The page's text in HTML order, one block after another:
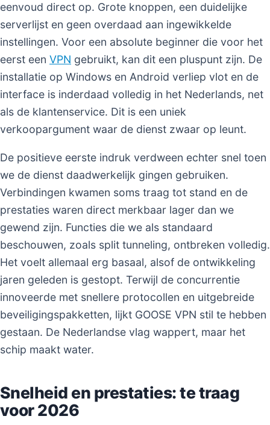
eenvoud direct op. Grote knoppen, een duidelijke
serverlijst en geen overdaad aan ingewikkelde
instellingen. Voor een absolute beginner die voor het
eerst een VPN gebruikt, kan dit een pluspunt zijn. De
installatie op Windows en Android verliep vlot en de
interface is inderdaad volledig in het Nederlands, net
als de klantenservice. Dit is een uniek
verkoopargument waar de dienst zwaar op leunt.
De positieve eerste indruk verdween echter snel toen
we de dienst daadwerkelijk gingen gebruiken.
Verbindingen kwamen soms traag tot stand en de
prestaties waren direct merkbaar lager dan we
gewend zijn. Functies die we als standaard
beschouwen, zoals split tunneling, ontbreken volledig.
Het voelt allemaal erg basaal, alsof de ontwikkeling
jaren geleden is gestopt. Terwijl de concurrentie
innoveerde met snellere protocollen en uitgebreide
beveiligingspakketten, lijkt GOOSE VPN stil te hebben
gestaan. De Nederlandse vlag wappert, maar het
schip maakt water.
Snelheid en prestaties: te traag
voor 2026